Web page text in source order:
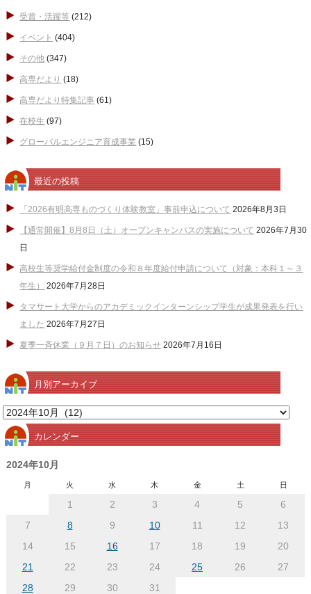
受賞・活躍等 (212)
イベント (404)
その他 (347)
高専だより (18)
高専だより特集記事 (61)
在校生 (97)
グローバルエンジニア育成事業 (15)
最近の投稿
「2026有明高専ものづくり体験教室」事前申込について 2026年8月3日
【通常開催】8月8日（土）オープンキャンパスの実施について 2026年7月30
日
高校生等奨学給付金制度の令和８年度給付申請について（対象：本科１～３
年生）
2026年7月28日
タマサート大学からのアカデミックインターンシップ学生が成果発表を行い
ました 2026年7月27日
夏季一斉休業（９月７日）のお知らせ 2026年7月16日
月別アーカイブ
月
別
ア
ー
カレンダー
2024年10月
月 火 水 木 金 土 日
1 2 3 4 5
6
7
8 9 10 11 12
13
14
15 16 17 18 19
20
21
22 23 24 25 26
27
28
29 30 31